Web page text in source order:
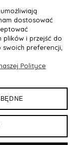
dostosować
plików i przejść do
preferencji,
Polityce